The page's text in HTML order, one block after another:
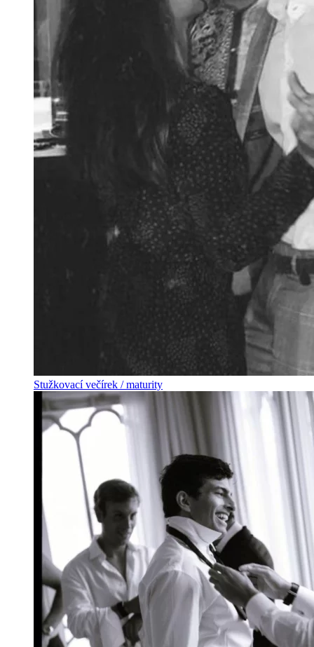
Stužkovací večírek / maturity